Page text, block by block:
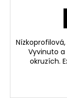
Vyvinuto
okruzích.